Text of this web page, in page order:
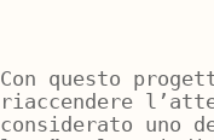
Con questo
riaccendere
considerato uno